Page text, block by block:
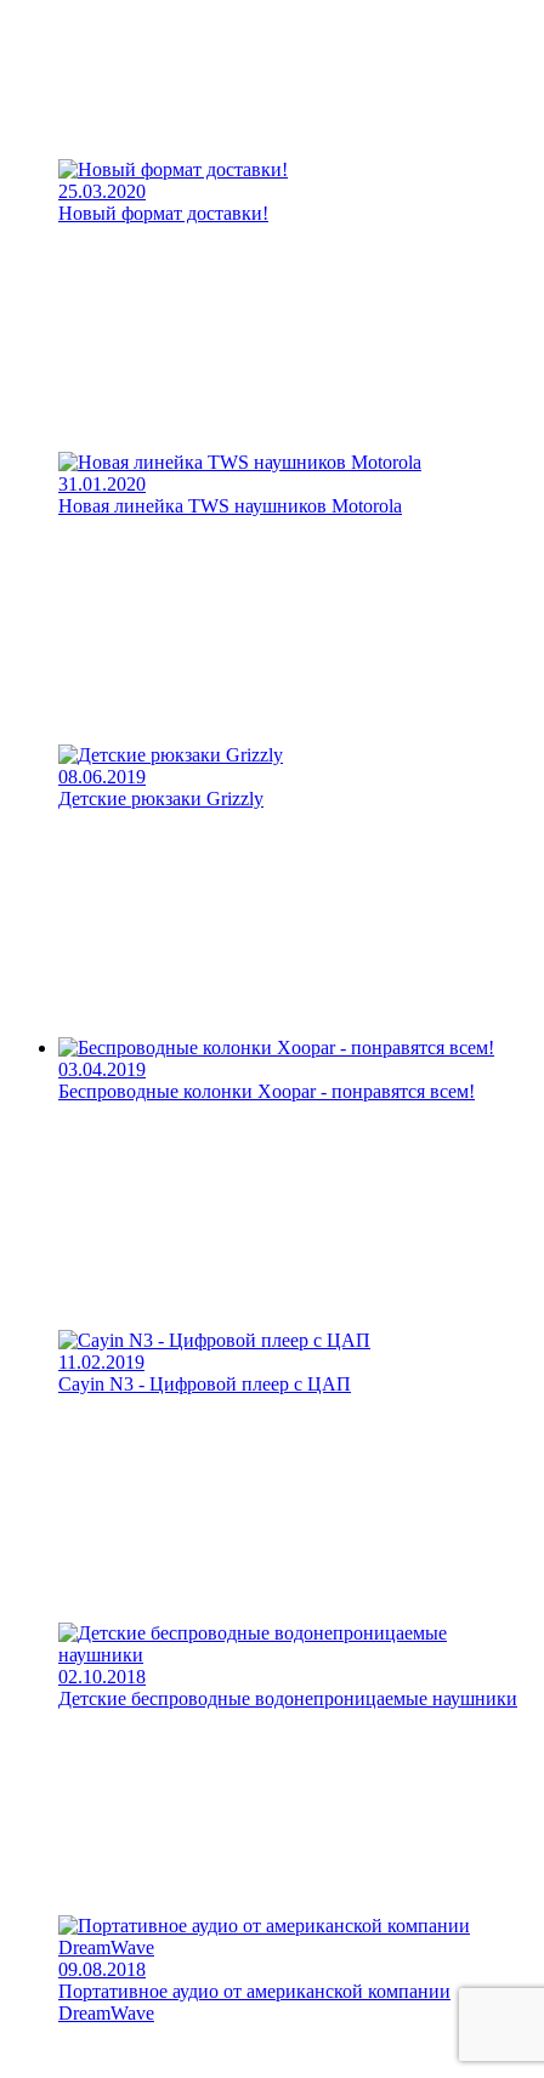
25.03.2020
Новый формат доставки!
31.01.2020
Новая линейка TWS наушников Motorola
08.06.2019
Детские рюкзаки Grizzly
03.04.2019
Беспроводные колонки Xoopar - понравятся всем!
11.02.2019
Cayin N3 - Цифровой плеер с ЦАП
02.10.2018
Детские беспроводные водонепроницаемые наушники
09.08.2018
Портативное аудио от американской компании
DreamWave